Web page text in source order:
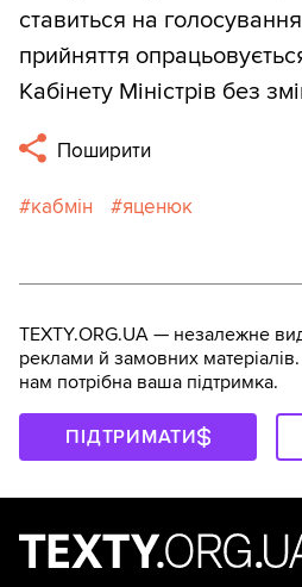
ставиться на
прийняття
Кабінету Міністрів без
Поширити
кабмін яценюк
TEXTY.ORG.UA — незалежне
реклами й замовних
нам потрібна ваша підтримка.
ПІДТРИМАТИ